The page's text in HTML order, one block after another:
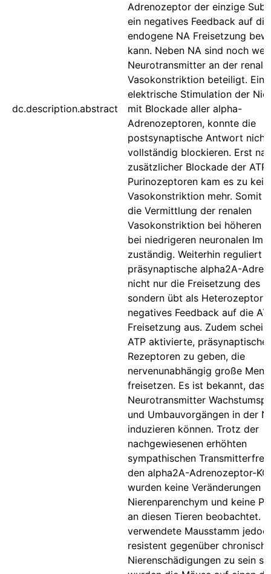
dc.description.abstract
Adrenozeptor der einzige
ein negatives Feedback auf die
endogene NA Freisetzung
kann. Neben NA sind noch
Neurotransmitter an der
Vasokonstriktion beteiligt.
elektrische Stimulation der
mit Blockade aller alpha-
Adrenozeptoren, konnte die
postsynaptische Antwort nicht
vollständig blockieren. Erst
zusätzlicher Blockade der
Purinozeptoren kam es zu
Vasokonstriktion mehr. Somit
die Vermittlung der renalen
Vasokonstriktion bei höheren
bei niedrigeren neuronalen
zuständig. Weiterhin reguliert
präsynaptische alpha2A-
nicht nur die Freisetzung des
sondern übt als Heterozeptor
negatives Feedback auf die
Freisetzung aus. Zudem
ATP aktivierte, präsynaptische
Rezeptoren zu geben, die
nervenunabhängig große
freisetzen. Es ist bekannt, dass
Neurotransmitter
und Umbauvorgängen in der
induzieren können. Trotz der
nachgewiesenen erhöhten
sympathischen
den alpha2A-Adrenozeptor-KO
wurden keine Veränderungen
Nierenparenchym und keine
an diesen Tieren beobachtet.
verwendete Mausstamm
resistent gegenüber
Nierenschädigungen zu sein